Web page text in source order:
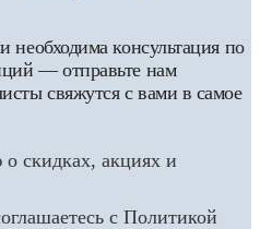
необходима консультация по
— отправьте нам
свяжутся с вами в самое
скидках, акциях и
с Политикой